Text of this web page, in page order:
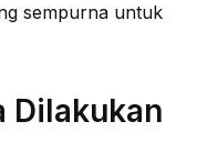
sempurna untuk
Dilakukan